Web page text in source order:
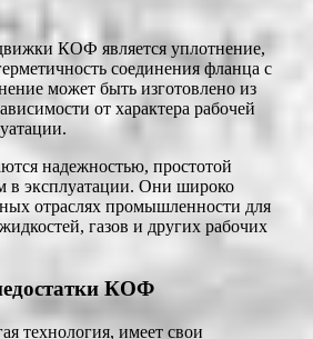
КОФ является уплотнение,
соединения фланца с
может быть изготовлено из
от характера рабочей
надежностью, простотой
в эксплуатации. Они широко
отраслях промышленности для
газов и других рабочих
КОФ
технология, имеет свои